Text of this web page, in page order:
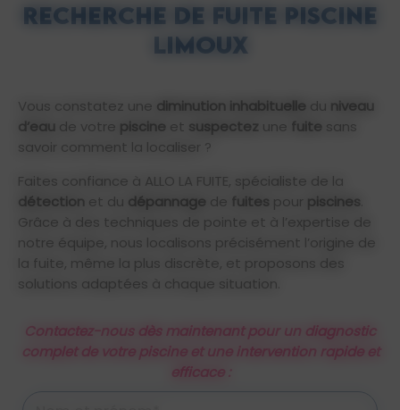
Recherche de fuite piscine
Limoux
Vous constatez une diminution inhabituelle du niveau
d’eau de votre piscine et suspectez une fuite sans
savoir comment la localiser ?
Faites confiance à ALLO LA FUITE, spécialiste de la
détection et du dépannage de fuites pour piscines
Grâce à des techniques de pointe et à l’expertise de
notre équipe, nous localisons précisément l’origine de
la fuite, même la plus discrète, et proposons des
solutions adaptées à chaque situation.
Contactez-nous dès maintenant pour un diagnostic
complet de votre piscine et une intervention rapide et
efficace :